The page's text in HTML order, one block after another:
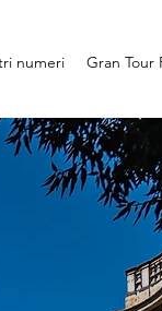
numeri Gran Tour